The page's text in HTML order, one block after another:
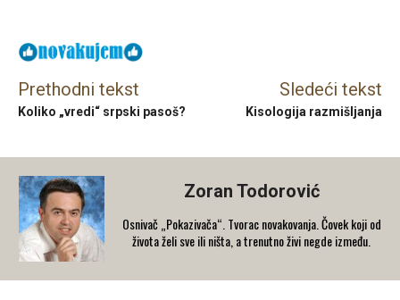
Prethodni tekst
Koliko „vredi“ srpski pasoš?
Sledeći tekst
Kisologija razmišljanja
Zoran Todorović
Osnivač „Pokazivača“. Tvorac novakovanja. Čovek koji od
života želi sve ili ništa, a trenutno živi negde između.